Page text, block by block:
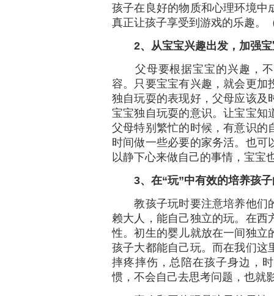
孩子在良好的物质和心理环境中
真正让孩子享受到游戏的乐趣。
2、从宝宝兴趣出发，加强
父母要根据宝宝的兴趣，不
容。只要宝宝有兴趣，就会更加
独自玩耍的表现好，父母应该及
宝宝独自玩耍的意识。让宝宝知
父母特别繁忙的时候，有意识的
时间做一些必要的家务活。也可
以静下心来做自己的事情，宝宝
3、在“玩”中有效的培养孩
教孩子玩时要注意培养他们
赖大人，能自己独立的玩。在西
性。初生的婴儿就放在一间独立
孩子大都能自己玩。而在我们这
摔疼摔伤，总陪在孩子身边，
惯，不会自己去思考问题，也就